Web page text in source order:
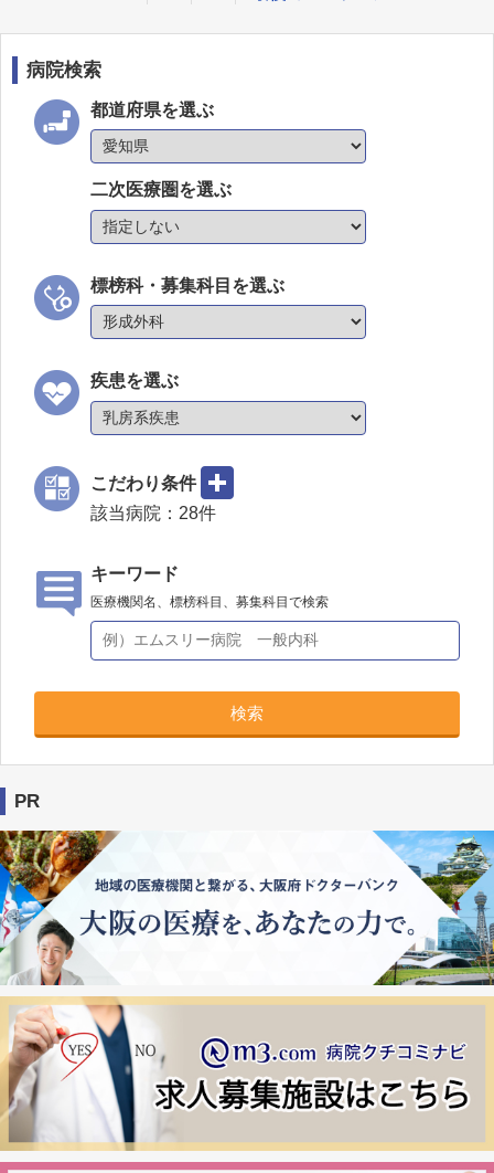
病院検索
都道府県を選ぶ
二次医療圏を選ぶ
標榜科・募集科目を選ぶ
疾患を選ぶ
こだわり条件
該当病院： 28件
キーワード
医療機関名、標榜科目、募集科目で検索
検索
PR